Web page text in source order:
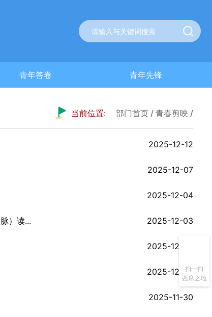
青年答卷 青年先锋
当前位置: 部门首页 / 青春剪映 /
2025-12-12
2025-12-07
2025-12-04
）读... 2025-12-03
2025-12-03
2025-12-02
2025-11-30
扫一扫
西席之地